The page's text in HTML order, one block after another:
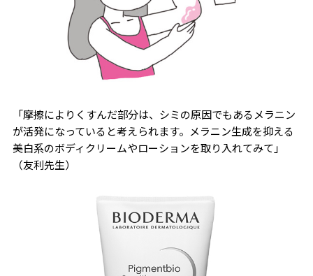
「摩擦によりくすんだ部分は、シミの原因でもあるメラニン
が活発になっていると考えられます。メラニン生成を抑える
美白系のボディクリームやローションを取り入れてみて」
（友利先生）